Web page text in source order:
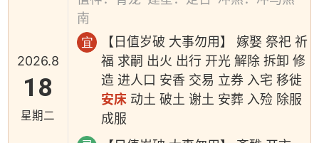
2026.8
18
星期二
南
宜
【日值岁破 大事勿用】 嫁娶 祭祀 祈
福 求嗣 出火 出行 开光 解除 拆卸 修
造 进人口 安香 交易 立券 入宅 移徙
安床 动土 破土 谢土 安葬 入殓 除服
成服